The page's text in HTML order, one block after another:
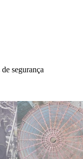
segurança